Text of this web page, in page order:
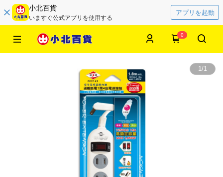
小北百貨
いますぐ公式アプリを使用する
アプリを起動
0
1/1